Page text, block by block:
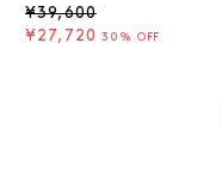
¥39,600
¥27,720 30% OFF